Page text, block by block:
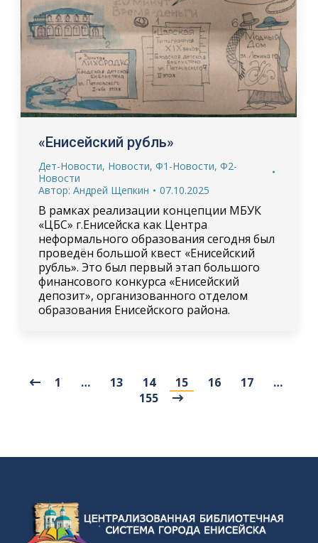
«Енисейский рубль»
Дет-Новости, Новости, Ф1-Новости, Ф2-
Новости
Автор: Андрей Щепкин 07.10.2025
В рамках реализации концепции МБУК
«ЦБС» г.Енисейска как Центра
неформального образования сегодня был
проведён большой квест «Енисейский
рубль». Это был первый этап большого
финансового конкурса «Енисейский
депозит», организованного отделом
образования Енисейского района.
1 … 13 14 15 16 17
…
155